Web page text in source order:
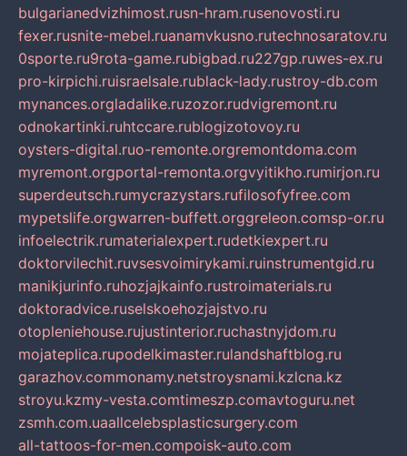
bulgarianedvizhimost.rusn-hram.rusenovosti.ru
fexer.rusnite-mebel.ruanamvkusno.rutechnosaratov.ru
0sporte.ru9rota-game.rubigbad.ru227gp.ruwes-ex.ru
pro-kirpichi.ruisraelsale.rublack-lady.rustroy-db.com
mynances.orgladalike.ruzozor.rudvigremont.ru
odnokartinki.ruhtccare.rublogizotovoy.ru
oysters-digital.ruo-remonte.orgremontdoma.com
myremont.orgportal-remonta.orgvyitikho.rumirjon.ru
superdeutsch.rumycrazystars.rufilosofyfree.com
mypetslife.orgwarren-buffett.orggreleon.comsp-or.ru
infoelectrik.rumaterialexpert.rudetkiexpert.ru
doktorvilechit.ruvsesvoimirykami.ruinstrumentgid.ru
manikjurinfo.ruhozjajkainfo.rustroimaterials.ru
doktoradvice.ruselskoehozjajstvo.ru
otopleniehouse.rujustinterior.ruchastnyjdom.ru
mojateplica.rupodelkimaster.rulandshaftblog.ru
garazhov.commonamy.netstroysnami.kzlcna.kz
stroyu.kzmy-vesta.comtimeszp.comavtoguru.net
zsmh.com.uaallcelebsplasticsurgery.com
all-tattoos-for-men.compoisk-auto.com